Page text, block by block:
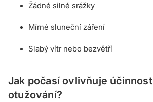
Žádné silné srážky
Mírné sluneční záření
Slabý vítr nebo bezvětří
Jak počasí ovlivňuje účinnost
otužování?